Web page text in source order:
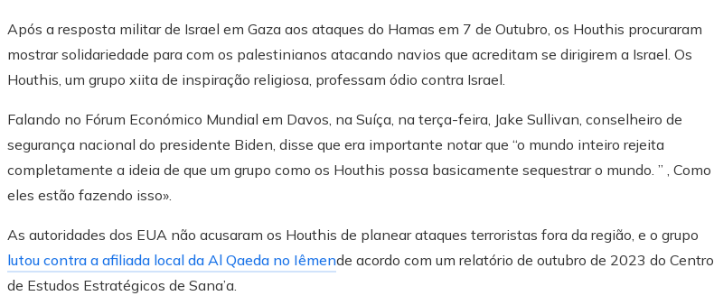
Após a resposta militar de Israel em Gaza aos ataques do Hamas em 7 de Outubro, os Houthis procuraram
mostrar solidariedade para com os palestinianos atacando navios que acreditam se dirigirem a Israel. Os
Houthis, um grupo xiita de inspiração religiosa, professam ódio contra Israel.
Falando no Fórum Económico Mundial em Davos, na Suíça, na terça-feira, Jake Sullivan, conselheiro de
segurança nacional do presidente Biden, disse que era importante notar que “o mundo inteiro rejeita
completamente a ideia de que um grupo como os Houthis possa basicamente sequestrar o mundo. ” , Como
eles estão fazendo isso».
As autoridades dos EUA não acusaram os Houthis de planear ataques terroristas fora da região, e o grupo
lutou contra a afiliada local da Al Qaeda no Iêmende acordo com um relatório de outubro de 2023 do Centro
de Estudos Estratégicos de Sana’a.